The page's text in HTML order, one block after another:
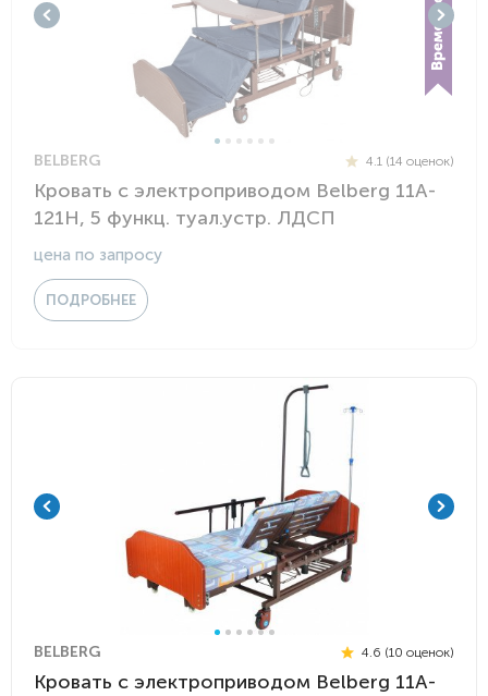
BELBERG 4.1 (14 оценок)
Кровать с электроприводом Belberg 11A-
121Н, 5 функц. туал.устр. ЛДСП
цена по запросу
ПОДРОБНЕЕ
BELBERG 4.6 (10 оценок)
Кровать с электроприводом Belberg 11A-